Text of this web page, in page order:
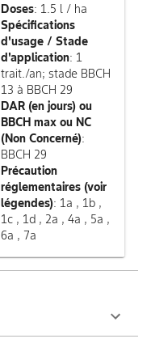
Doses: 1.5 l / ha
Spécifications
d'usage / Stade
d'application: 1
trait./an; stade BBCH
13 à BBCH 29
DAR (en jours) ou
BBCH max ou NC
(Non Concerné):
BBCH 29
Précaution
réglementaires (voir
légendes): 1a , 1b ,
1c , 1d , 2a , 4a , 5a ,
6a , 7a